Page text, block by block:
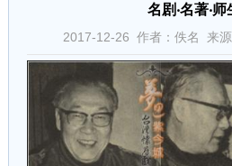
名剧‧名著‧师
2017-12-26 作者：佚名 来